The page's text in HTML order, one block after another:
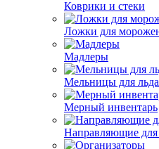
Коврики и стеки
Ложки для
Мадлеры
Мельницы для льда
Мерный инвентарь
Направляющие для